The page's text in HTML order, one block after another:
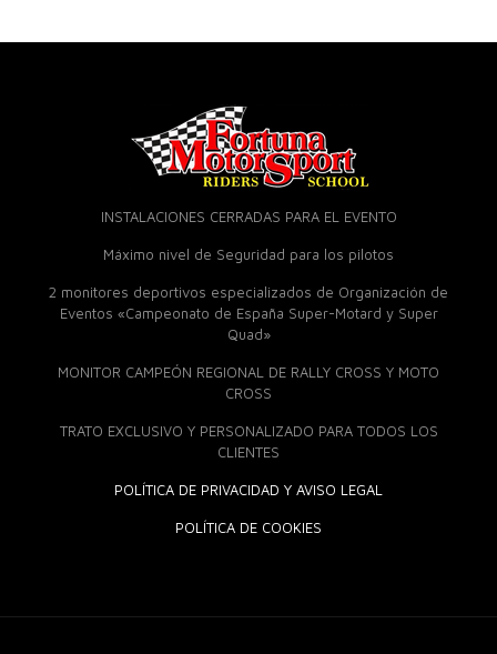
INSTALACIONES CERRADAS PARA EL EVENTO
Máximo nivel de Seguridad para los pilotos
2 monitores deportivos especializados de Organización de
Eventos «Campeonato de España Super-Motard y Super
Quad»
MONITOR CAMPEÓN REGIONAL DE RALLY CROSS Y MOTO
CROSS
TRATO EXCLUSIVO Y PERSONALIZADO PARA TODOS LOS
CLIENTES
POLÍTICA DE PRIVACIDAD Y AVISO LEGAL
POLÍTICA DE COOKIES